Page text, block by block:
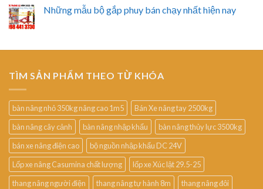
Những mẫu bộ gắp phuy bán chạy nhất hiện nay
TÌM SẢN PHẨM THEO TỪ KHÓA
bàn nâng nhỏ 350kg nâng cao 1m5
Bán Xe nâng tay 2500kg
bàn nâng cây cảnh
bàn nâng nhập khẩu
bàn nâng thủy lực 3500kg
bán xe nâng điện cao
bộ nguồn nhập khẩu DC 24V
Lốp xe nâng Casumina chất lượng
lốp xe Xúc lật 29.5-25
thang nâng người điện
thang nâng tự hành 8m
thang nâng đôi